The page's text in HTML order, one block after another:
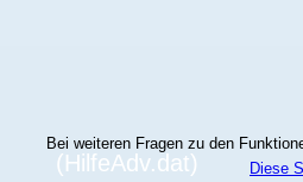
(HilfeAdv.dat)
Bei weiteren Fragen zu den
Diese